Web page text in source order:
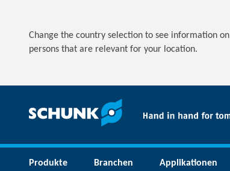
Change the country selection to see information
persons that are relevant for your location.
Produkte Branchen Applikationen